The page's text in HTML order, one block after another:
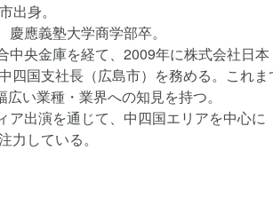
出身。
應義塾大学商学部卒。
中央金庫を経て、2009年に株式会社日本
四国支社長（広島市）を務める。これま
い業種・業界への知見を持つ。
ア出演を通じて、中四国エリアを中心に
力している。